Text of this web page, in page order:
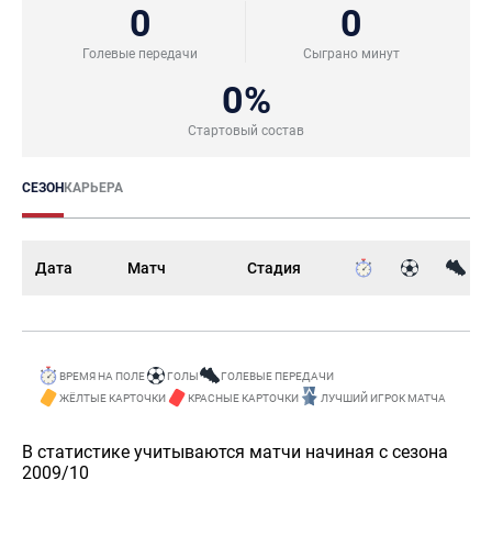
0
Голевые передачи
0
Сыграно минут
0%
Стартовый состав
СЕЗОНКАРЬЕРА
Дата Матч Стадия
ВРЕМЯ НА ПОЛЕ ГОЛЫ
ГОЛЕВЫЕ ПЕРЕДАЧИ
ЖЁЛТЫЕ КАРТОЧКИ
КРАСНЫЕ КАРТОЧКИ ЛУЧШИЙ ИГРОК МАТЧА
В статистике учитываются матчи начиная с сезона
2009/10